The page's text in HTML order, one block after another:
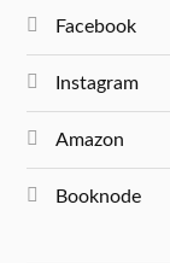
V
E
:
Facebook
Instagram
Amazon
Booknode